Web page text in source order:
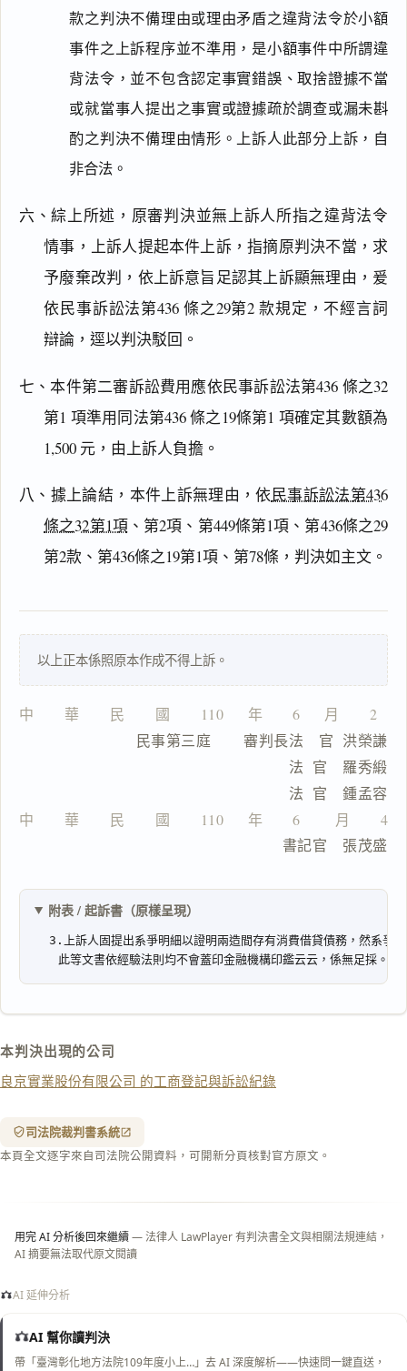
款之判決不備理由或理由矛盾之違背法令於小額
事件之上訴程序並不準用，是小額事件中所謂違
背法令，並不包含認定事實錯誤、取捨證據不當
或就當事人提出之事實或證據疏於調查或漏未斟
酌之判決不備理由情形。上訴人此部分上訴，自
非合法。
六、綜上所述，原審判決並無上訴人所指之違背法令
情事，上訴人提起本件上訴，指摘原判決不當，求
予廢棄改判，依上訴意旨足認其上訴顯無理由，爰
依民事訴訟法第436 條之29第2 款規定，不經言詞
辯論，逕以判決駁回。
七、本件第二審訴訟費用應依民事訴訟法第436 條之32
第1 項準用同法第436 條之19條第1 項確定其數額為
1,500 元，由上訴人負擔。
八、據上論結，本件上訴無理由，依民事訴訟法第436
條之32第1項、第2項、第449條第1項、第436條之29
第2款、第436條之19第1項、第78條，判決如主文。
以上正本係照原本作成不得上訴。
中　　華　　民　　國　　110 　 年　　6  　月　　2
民事第三庭    　審判長法　官  洪榮謙
                                      法  官　羅秀緞
                                      法  官　鍾孟容
中　　華　　民　　國　　110 　 年　　6 　　月　　4
                                      書記官　張茂盛
附表 / 起訴書（原樣呈現）
本判決出現的公司
良京實業股份有限公司 的工商登記與訴訟紀錄
司法院裁判書系統
本頁全文逐字來自司法院公開資料，可開新分頁核對官方原文。
用完 AI 分析後回來繼續— 法律人 LawPlayer 有判決書全文與相關法規連結，
AI 摘要無法取代原文閱讀
AI 延伸分析
AI 幫你讀判決
帶「臺灣彰化地方法院109年度小上…」去 AI 深度解析——快速問一鍵直送，
搜尋本
文
事
由
鍵
複製給 AI
去換行複製